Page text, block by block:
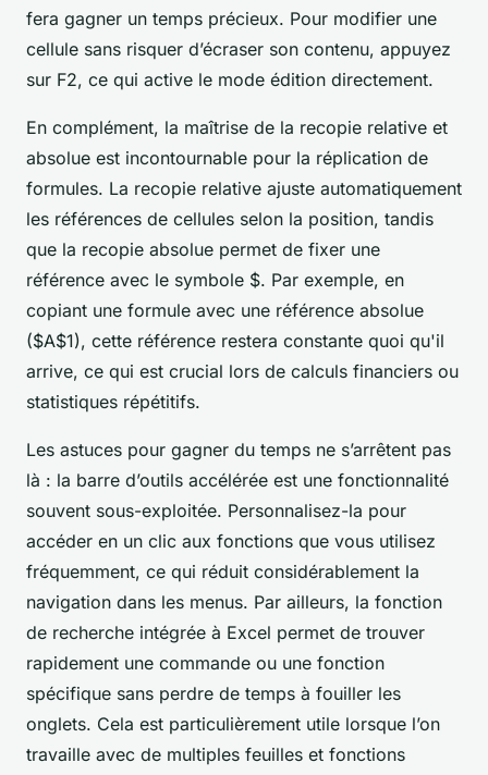
fera gagner un temps précieux. Pour modifier une
cellule sans risquer d’écraser son contenu, appuyez
sur F2, ce qui active le mode édition directement.
En complément, la maîtrise de la recopie relative et
absolue est incontournable pour la réplication de
formules. La recopie relative ajuste automatiquement
les références de cellules selon la position, tandis
que la recopie absolue permet de fixer une
référence avec le symbole $. Par exemple, en
copiant une formule avec une référence absolue
($A$1), cette référence restera constante quoi qu'il
arrive, ce qui est crucial lors de calculs financiers ou
statistiques répétitifs.
Les astuces pour gagner du temps ne s’arrêtent pas
là : la barre d’outils accélérée est une fonctionnalité
souvent sous-exploitée. Personnalisez-la pour
accéder en un clic aux fonctions que vous utilisez
fréquemment, ce qui réduit considérablement la
navigation dans les menus. Par ailleurs, la fonction
de recherche intégrée à Excel permet de trouver
rapidement une commande ou une fonction
spécifique sans perdre de temps à fouiller les
onglets. Cela est particulièrement utile lorsque l’on
travaille avec de multiples feuilles et fonctions